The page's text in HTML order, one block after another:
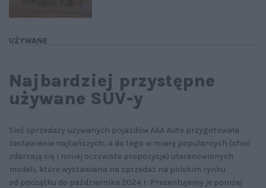
UŻYWANE
Najbardziej przystępne
używane SUV-y
Sieć sprzedaży używanych pojazdów AAA Auto przygotowała
zestawienie najtańszych, a do tego w miarę popularnych (choć
zdarzają się i mniej oczywiste propozycje) uterenowionych
modeli, które wystawiano na sprzedaż na polskim rynku
od początku do października 2024 r. Prezentujemy je poniżej